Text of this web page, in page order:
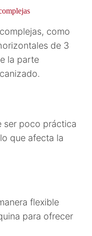
como
de 3
la parte
ser poco práctica
que afecta la
flexible
para ofrecer